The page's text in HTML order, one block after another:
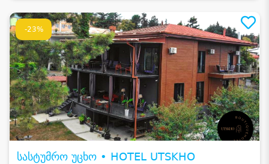
-23%
სასტუმრო უცხო • HOTEL UTSKHO